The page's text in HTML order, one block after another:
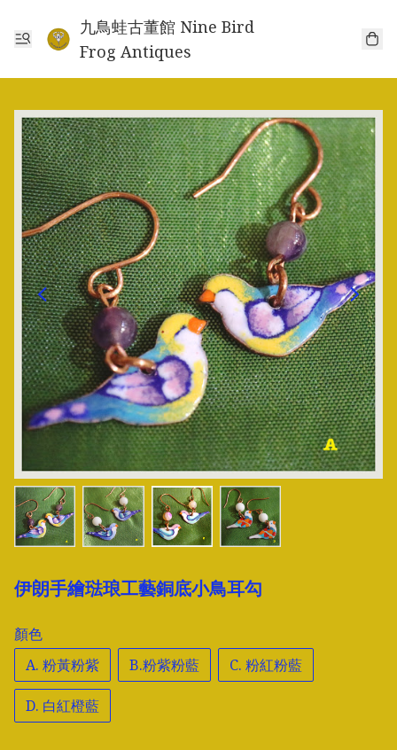
九鳥蛙古董館 Nine Bird
Frog Antiques
伊朗手繪琺琅工藝銅底小鳥耳勾
顏色
A. 粉黃粉紫
B.粉紫粉藍 C. 粉紅粉藍
D. 白紅橙藍